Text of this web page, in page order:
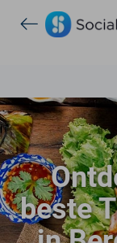
beste